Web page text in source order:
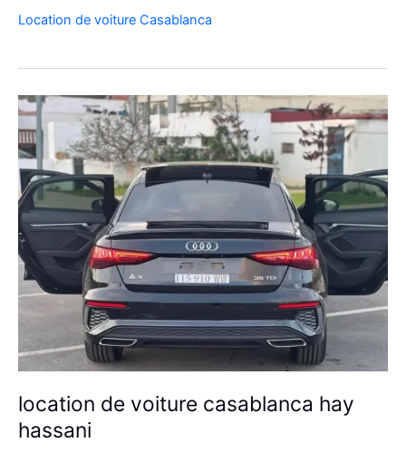
2025
Maroc
Location de voiture Casablanca
location de voiture casablanca hay
hassani